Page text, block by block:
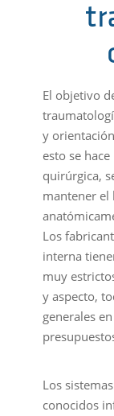
El objetivo
y
esto se
quirúrgica,
mantener el
Los
interna
muy
y aspecto,
generales
Los
conocidos